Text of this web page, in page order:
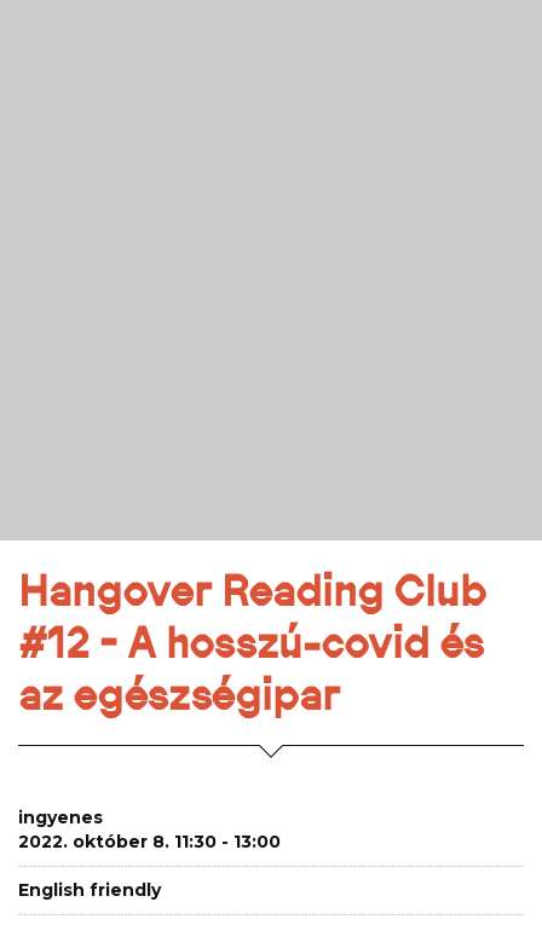
Hangover Reading Club
#12 - A hosszú-covid és
az egészségipar
ingyenes
2022. október 8. 11:30 - 13:00
English friendly